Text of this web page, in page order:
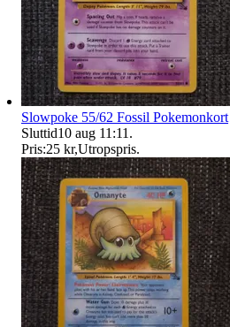
Slowpoke 55/62 Fossil Pokemonkort
Sluttid10 aug 11:11 .
Pris:25 kr,Utropspris.